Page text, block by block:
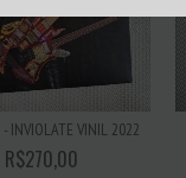
- INVIOLATE VINIL 2022
R$270,00